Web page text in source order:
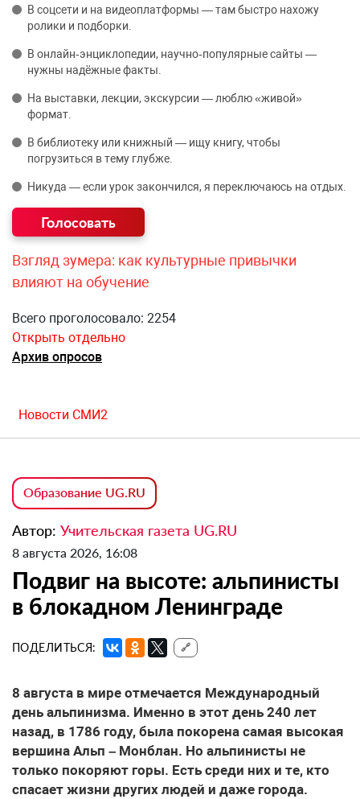
В соцсети и на видеоплатформы — там быстро нахожу
ролики и подборки.
В онлайн‑энциклопедии, научно‑популярные сайты —
нужны надёжные факты.
На выставки, лекции, экскурсии — люблю «живой»
формат.
В библиотеку или книжный — ищу книгу, чтобы
погрузиться в тему глубже.
Никуда — если урок закончился, я переключаюсь на отдых.
Взгляд зумера: как культурные привычки
влияют на обучение
Всего проголосовало: 2254
Открыть отдельно
Архив опросов
Новости СМИ2
Образование UG.RU
Автор: Учительская газета UG.RU
8 августа 2026, 16:08
Подвиг на высоте: альпинисты
в блокадном Ленинграде
ПОДЕЛИТЬСЯ: 🔗
8 августа в мире отмечается Международный
день альпинизма. Именно в этот день 240 лет
назад, в 1786 году, была покорена самая высокая
вершина Альп – Монблан. Но альпинисты не
только покоряют горы. Есть среди них и те, кто
спасает жизни других людей и даже города.